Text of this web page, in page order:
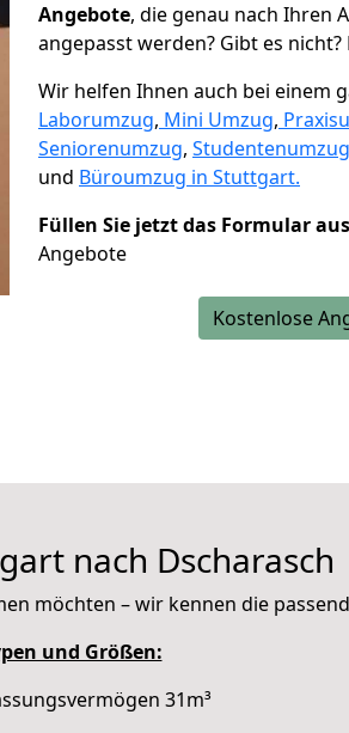
Angebote, die genau nach Ihren
angepasst werden? Gibt es
Wir helfen Ihnen auch bei einem
Laborumzug, Mini Umzug,
Seniorenumzug, Studentenumzug
und Büroumzug in Stuttgart.
Füllen Sie jetzt das Formular aus
Angebote
Kostenlose
nach Dscharasch
möchten – wir kennen die
und Größen:
31m³